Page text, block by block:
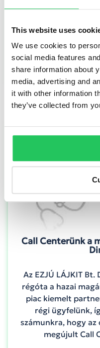
This website uses
We use cookies to
social media features
share information about
media, advertising and
it with other information
they’ve collected from
ügyfelünk, a
Call Centerünk a
Az EZJÚ LÁJKIT
régóta a hazai
piac kiemelt
régi ügyfelünk,
számunkra, hogy
megújult Call